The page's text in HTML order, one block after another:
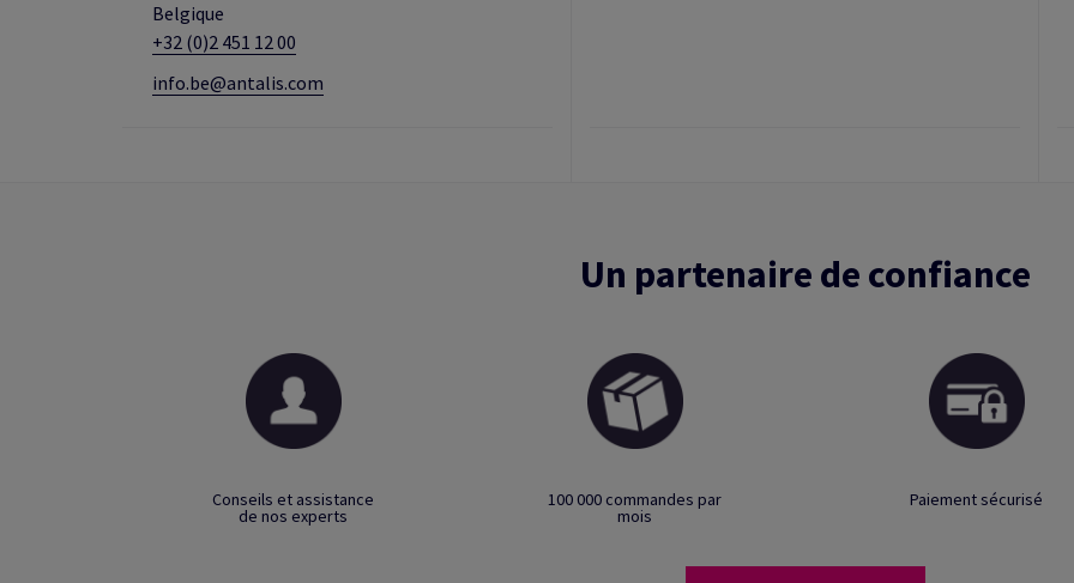
Belgique
+32 (0)2 451 12 00
info.be@antalis.com
Un partenaire de confiance
Conseils et assistance
de nos experts
100 000 commandes par
mois
Paiement sécurisé